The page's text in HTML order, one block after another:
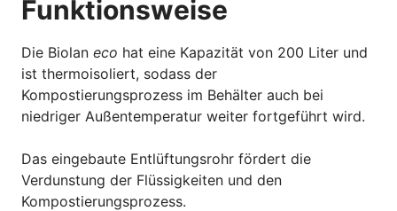
Funktionsweise
Die Biolan eco hat eine Kapazität von 200 Liter und
ist thermoisoliert, sodass der
Kompostierungsprozess im Behälter auch bei
niedriger Außentemperatur weiter fortgeführt wird.
Das eingebaute Entlüftungsrohr fördert die
Verdunstung der Flüssigkeiten und den
Kompostierungsprozess.